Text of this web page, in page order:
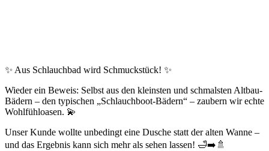
✨ Aus Schlauchbad wird Schmuckstück! ✨
Wieder ein Beweis: Selbst aus den kleinsten und schmalsten Altbau-
Bädern – den typischen „Schlauchboot-Bädern“ – zaubern wir echte
Wohlfühloasen. 💫
Unser Kunde wollte unbedingt eine Dusche statt der alten Wanne –
und das Ergebnis kann sich mehr als sehen lassen! 🛁➡️🚿